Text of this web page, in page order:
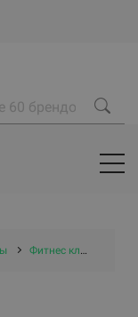
Фитнес клубы